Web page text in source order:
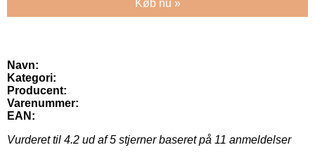
Køb nu »
Navn:
Kategori:
Producent:
Varenummer:
EAN:
Vurderet til 4.2 ud af 5 stjerner baseret på 11 anmeldelser